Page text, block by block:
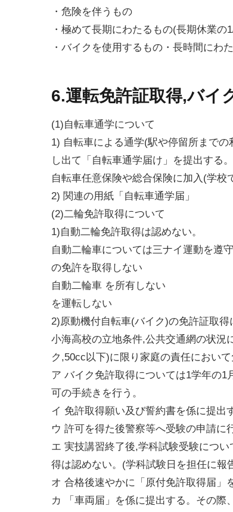
・危険を伴うもの
・極めて長期にわたるもの(長期休業の
・バイクを使用するもの・長時間にわ
6.運転免許証取得,バイ
(1)自転車通学について
1) 自転車による通学(駅や停留所まで
し出て「自転車通学届け」を提出する。
自転車任意保険や総合保険に加入(学校
2) 関連の用紙「自転車通学届」
(2)二輪免許取得について
1)自動二輪免許取得は認めない。
自動二輪車については三ナイ運動を遵
の免許を取得しない
自動二輪車 を所有しない
を運転しない
2)原動機付自転車(バイク)の免許証取得
小海高校の立地条件,公共交通網の状況
ク,50cc以下)に限り家庭の責任において
ア バイク免許取得については1学年の
可の手続きを行う。
イ 免許取得願い及び誓約書を係に提出
ウ 許可を得た後警察等へ受験の申請に
エ 実技講習終了後,学科試験受験につ
得は認めない。(学科試験日を担任に報
オ 合格後速やかに「原付免許取得届」
カ 「車両届」を係に提出する。その際